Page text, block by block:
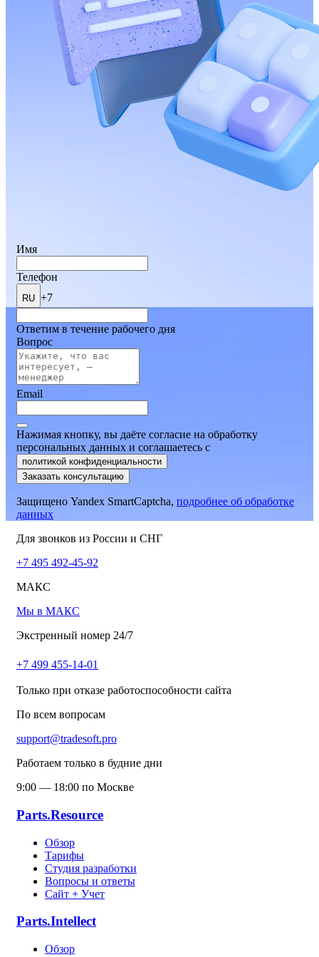
Имя
Телефон
RU +7
Ответим в течение рабочего дня
Вопрос
Email
Нажимая кнопку, вы даёте согласие на обработку
персональных данных и соглашаетесь c
политикой конфиденциальности
Заказать консультацию
Защищено Yandex SmartCaptcha, подробнее об обработке
данных
Для звонков из России и СНГ
+7 495 492-45-92
МАКС
Мы в МАКС
Экстренный номер 24/7
+7 499 455-14-01
Только при отказе работоспособности сайта
По всем вопросам
support@tradesoft.pro
Работаем только в будние дни
9:00 — 18:00 по Москве
Parts.Resource
Обзор
Тарифы
Студия разработки
Вопросы и ответы
Сайт + Учет
Parts.Intellect
Обзор